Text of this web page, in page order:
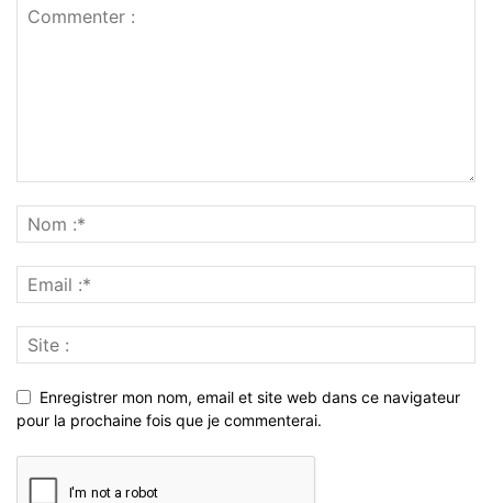
Enregistrer mon nom, email et site web dans ce navigateur
pour la prochaine fois que je commenterai.